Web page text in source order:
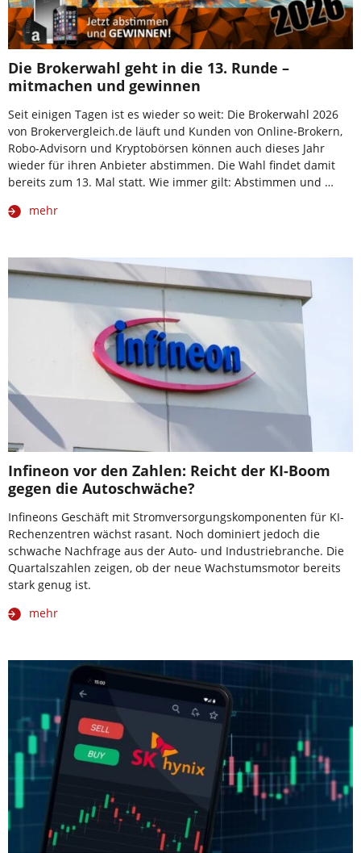
Die Brokerwahl geht in die 13. Runde –
mitmachen und gewinnen
Seit einigen Tagen ist es wieder so weit: Die Brokerwahl 2026
von Brokervergleich.de läuft und Kunden von Online-Brokern,
Robo-Advisorn und Kryptobörsen können auch dieses Jahr
wieder für ihren Anbieter abstimmen. Die Wahl findet damit
bereits zum 13. Mal statt. Wie immer gilt: Abstimmen und …
mehr
Infineon vor den Zahlen: Reicht der KI-Boom
gegen die Autoschwäche?
Infineons Geschäft mit Stromversorgungskomponenten für KI-
Rechenzentren wächst rasant. Noch dominiert jedoch die
schwache Nachfrage aus der Auto- und Industriebranche. Die
Quartalszahlen zeigen, ob der neue Wachstumsmotor bereits
stark genug ist.
mehr